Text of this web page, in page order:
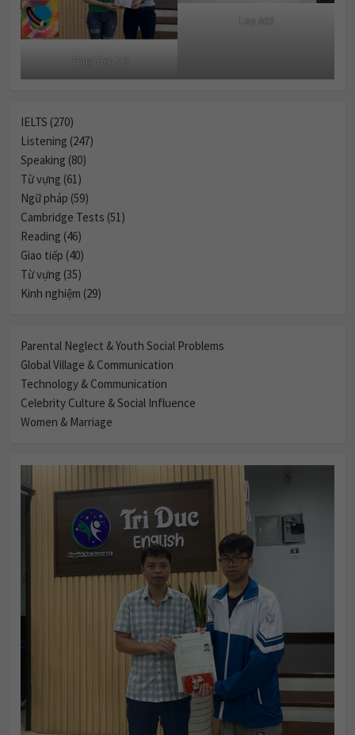
Thuy Tien 7.0
Lop A63
IELTS (270)
Listening (247)
Speaking (80)
Từ vựng (61)
Ngữ pháp (59)
Cambridge Tests (51)
Reading (46)
Giao tiếp (40)
Từ vựng (35)
Kinh nghiệm (29)
Parental Neglect & Youth Social Problems
Global Village & Communication
Technology & Communication
Celebrity Culture & Social Influence
Women & Marriage